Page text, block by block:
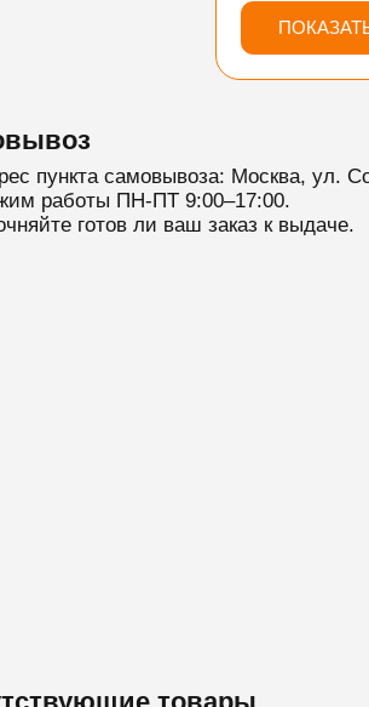
пункта самовывоза: Москва, ул.
работы ПН-ПТ 9:00–17:00.
готов ли ваш заказ к выдаче.